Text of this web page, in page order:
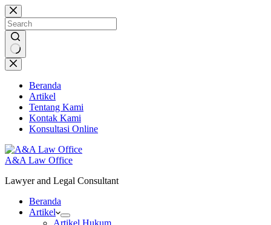
Skip
to
content
No
results
Beranda
Artikel
Tentang Kami
Kontak Kami
Konsultasi Online
A&A Law Office
Lawyer and Legal Consultant
Beranda
Artikel
Artikel Hukum